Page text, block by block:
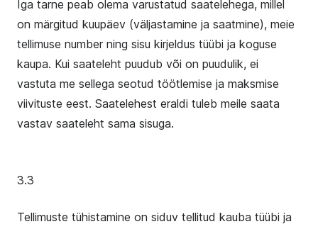
Iga tarne peab olema varustatud saatelehega, millel
on märgitud kuupäev (väljastamine ja saatmine), meie
tellimuse number ning sisu kirjeldus tüübi ja koguse
kaupa. Kui saateleht puudub või on puudulik, ei
vastuta me sellega seotud töötlemise ja maksmise
viivituste eest. Saatelehest eraldi tuleb meile saata
vastav saateleht sama sisuga.
3.3
Tellimuste tühistamine on siduv tellitud kauba tüübi ja